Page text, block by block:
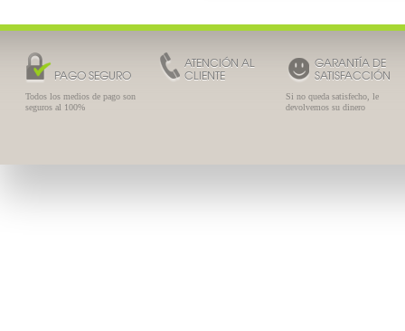
PAGO SEGURO
Todos los medios de pago son
seguros al 100%
ATENCIÓN AL
CLIENTE
GARANTÍA DE
SATISFACCIÓN
Si no queda satisfecho, le
devolvemos su dinero